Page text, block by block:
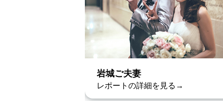
岩城ご夫妻
レポートの詳細を見る→